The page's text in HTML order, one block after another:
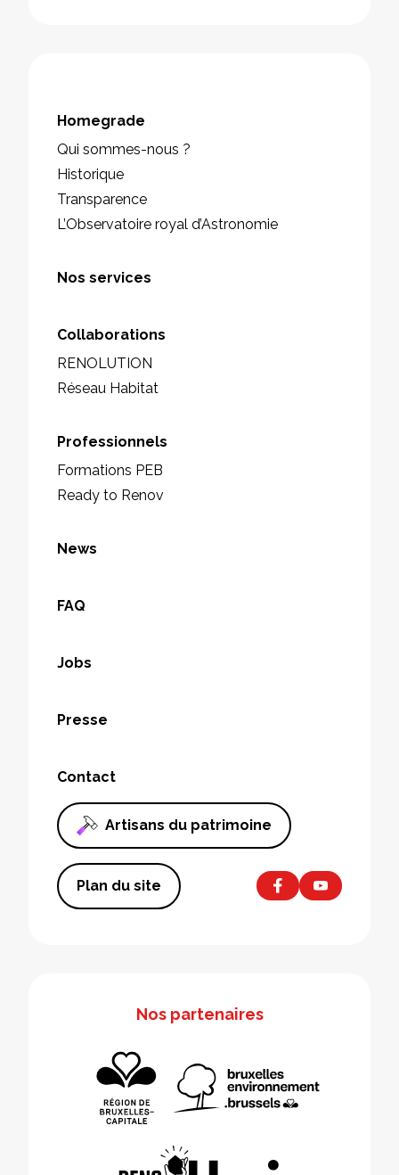
Homegrade
Qui sommes-nous ?
Historique
Transparence
L’Observatoire royal d’Astronomie
Nos services
Collaborations
RENOLUTION
Réseau Habitat
Professionnels
Formations PEB
Ready to Renov
News
FAQ
Jobs
Presse
Contact
Artisans du patrimoine
Plan du site
Nos partenaires